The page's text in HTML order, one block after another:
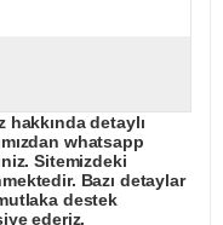
detaylı
whatsapp
Sitemizdeki
Bazı detaylar
destek
ederiz.